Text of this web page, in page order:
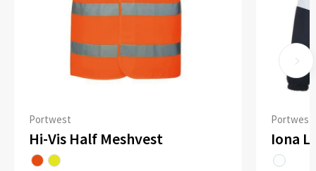
Portwest
Hi-Vis Half Meshvest
Portwest
Iona